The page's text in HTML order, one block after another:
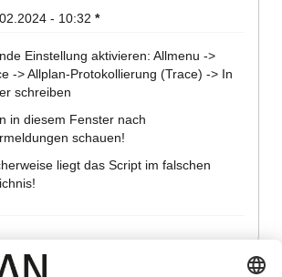
- 10:32 *
Einstellung aktivieren: Allmenu ->
-> Allplan-Protokollierung (Trace) -> In
schreiben
in diesem Fenster nach
schauen!
liegt das Script im falschen